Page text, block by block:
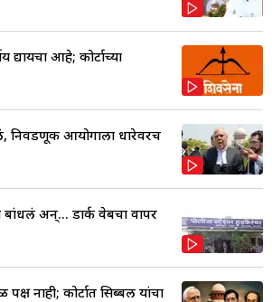
द्यायचा आहे; कोर्टाच्या
निवडणूक आयोगाला धारेवरच
बांधलं अन्... डार्क वेबचा वापर
नाही; कोर्टात सिब्बल यांचा